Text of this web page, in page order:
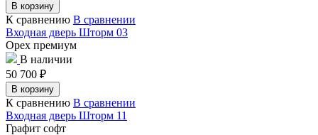
В корзину
К сравнению В сравнении
Входная дверь Шторм 03
Орех премиум
В наличии
50 700 ₽
В корзину
К сравнению В сравнении
Входная дверь Шторм 11
Графит софт